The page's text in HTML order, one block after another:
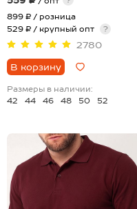
899 ₽ / розница
529 ₽ / крупный опт
?
2780
В корзину
Размеры в наличии:
42
44 46 48 50 52